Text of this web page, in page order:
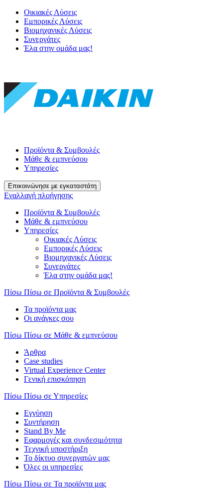
Οικιακές Λύσεις
Εμπορικές Λύσεις
Βιομηχανικές Λύσεις
Συνεργάτες
Έλα στην ομάδα μας!
Προϊόντα & Συμβουλές
Μάθε & εμπνεύσου
Υπηρεσίες
Επικοινώνησε με εγκαταστάτη
Εναλλαγή πλοήγησης
Προϊόντα & Συμβουλές
Μάθε & εμπνεύσου
Υπηρεσίες
Οικιακές Λύσεις
Εμπορικές Λύσεις
Βιομηχανικές Λύσεις
Συνεργάτες
Έλα στην ομάδα μας!
Πίσω Πίσω σε Προϊόντα & Συμβουλές
Τα προϊόντα μας
Οι ανάγκες σου
Πίσω Πίσω σε Μάθε & εμπνεύσου
Άρθρα
Case studies
Virtual Experience Center
Γενική επισκόπηση
Πίσω Πίσω σε Υπηρεσίες
Εγγύηση
Συντήρηση
Stand By Me
Εφαρμογές και συνδεσιμότητα
Τεχνική υποστήριξη
Το δίκτυο συνεργατών μας
Όλες οι υπηρεσίες
Πίσω Πίσω σε Τα προϊόντα μας